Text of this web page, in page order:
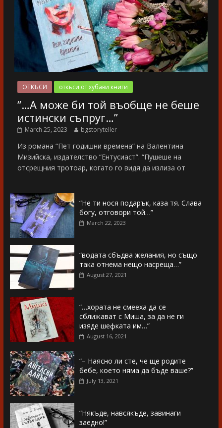
ОТКЪСИ откъси от хубави книги
“…А може би той въобще не беше
истински съпруг…”
March 25, 2023 bgstoryteller
Из романа “Пет годишни времена” на Валентина
Мизийска, издателство “Ентусиаст”. “Пушеше на
отсрещния тротоар, когато го видя да излиза от
“Не ти нося подарък, каза тя. Слава
богу, отговори той…”
March 22, 2023
“водата сбъдва желания, но също
така отнема нещо насреща…”
August 27, 2021
“…хората не смееха да се
сближават с Миша, за да не ги
изяде шефката им…”
August 16, 2021
“– Наясно ли сте, че ще родите
бебе, което няма да бъде ваше?”
July 13, 2021
“Някъде, навсякъде, завинаги
заедно!”